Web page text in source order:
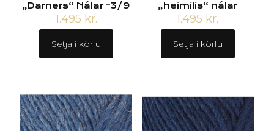
„Darners“ Nálar -3/9
1.495 kr.
Setja í körfu
„heimilis“ nálar
1.495 kr.
Setja í körfu